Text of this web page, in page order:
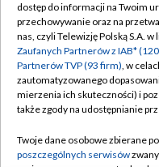
Abonament TVP
Emisja w TVP
Centrum informacji
Naziemna Telewizja
Rada Programowa
dostęp do informacji na Twoim
przechowywanie oraz na
nas, czyli Telewizję Polską S.A.
Zaufanych Partnerów z IAB*
Partnerów TVP (93 firm), w
zautomatyzowanego
mierzenia ich skuteczności) i
także zgody na udostępnianie
Twoje dane osobowe zbierane
poszczególnych serwisów